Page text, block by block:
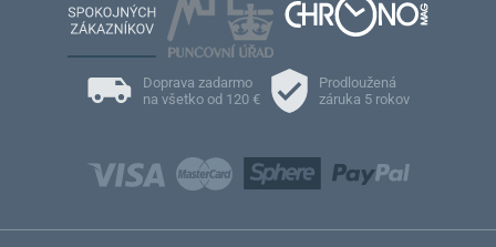
Doprava zadarmo
na všetko od 120 €
Prodloužená
záruka 5 rokov